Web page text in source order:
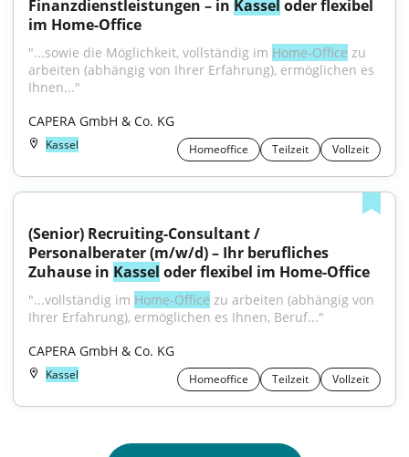
Finanzdienstleistungen – in Kassel oder flexibel
im Home-Office
"...sowie die Möglichkeit, vollständig im Home-Office zu
arbeiten (abhängig von Ihrer Erfahrung), ermöglichen es
Ihnen..."
CAPERA GmbH & Co. KG
Kassel Homeoffice Teilzeit Vollzeit
(Senior) Recruiting-Consultant /
Personalberater (m/w/d) – Ihr berufliches
Zuhause in Kassel oder flexibel im Home-Office
"...vollständig im Home-Office zu arbeiten (abhängig von
Ihrer Erfahrung), ermöglichen es Ihnen, Beruf..."
CAPERA GmbH & Co. KG
Kassel Homeoffice Teilzeit Vollzeit